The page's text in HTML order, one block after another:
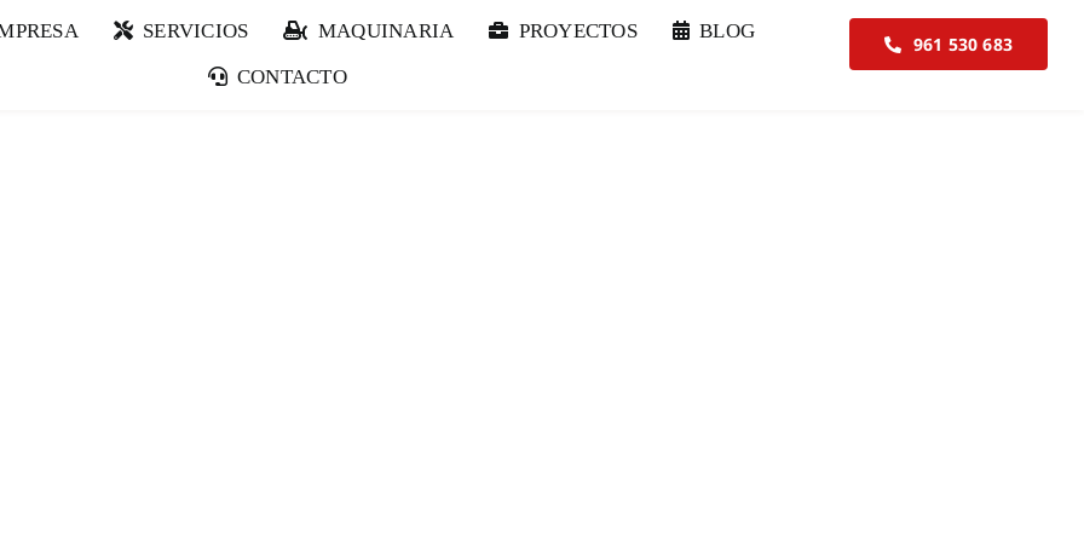
SERVICIOS MAQUINARIA PROYECTOS
BLOG
CONTACTO
961 530 683